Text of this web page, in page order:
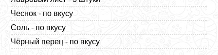
Чеснок - по вкусу
Соль - по вкусу
Чёрный перец - по вкусу